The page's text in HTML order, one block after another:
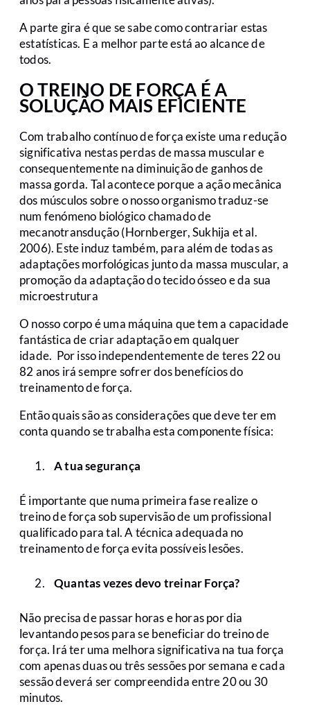
A parte gira é que se sabe como contrariar estas
estatísticas. E a melhor parte está ao alcance de
todos.
O TREINO DE FORÇA É A
SOLUÇÃO MAIS EFICIENTE
Com trabalho contínuo de força existe uma redução
significativa nestas perdas de massa muscular e
consequentemente na diminuição de ganhos de
massa gorda. Tal acontece porque a ação mecânica
dos músculos sobre o nosso organismo traduz-se
num fenómeno biológico chamado de
mecanotransdução (Hornberger, Sukhija et al.
2006). Este induz também, para além de todas as
adaptações morfológicas junto da massa muscular, a
promoção da adaptação do tecido ósseo e da sua
microestrutura
O nosso corpo é uma máquina que tem a capacidade
fantástica de criar adaptação em qualquer
idade. Por isso independentemente de teres 22 ou
82 anos irá sempre sofrer dos benefícios do
treinamento de força.
Então quais são as considerações que deve ter em
conta quando se trabalha esta componente física:
A tua segurança
É importante que numa primeira fase realize o
treino de força sob supervisão de um profissional
qualificado para tal. A técnica adequada no
treinamento de força evita possíveis lesões.
Quantas vezes devo treinar Força?
Não precisa de passar horas e horas por dia
levantando pesos para se beneficiar do treino de
força. Irá ter uma melhora significativa na tua força
com apenas duas ou três sessões por semana e cada
sessão deverá ser compreendida entre 20 ou 30
minutos.